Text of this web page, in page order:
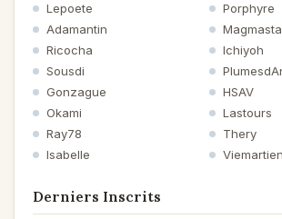
Lepoete
Porphyre
Adamantin
Ricocha
Ichiyoh
Sousdi
Gonzague
HSAV
Okami
Lastours
Ray78
Thery
Isabelle
Derniers Inscrits